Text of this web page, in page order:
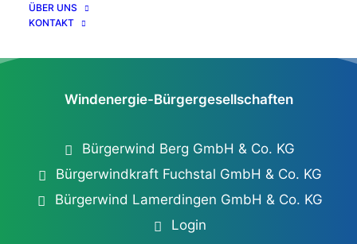
ÜBER UNS
KONTAKT
Windenergie-Bürgergesellschaften
Bürgerwind Berg GmbH & Co. KG
Bürgerwindkraft Fuchstal GmbH & Co. KG
Bürgerwind Lamerdingen GmbH & Co. KG
Login